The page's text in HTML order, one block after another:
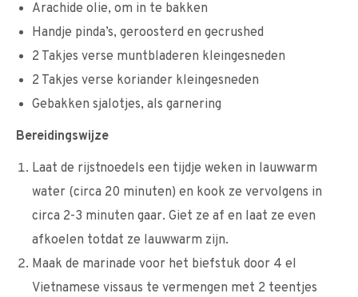
Arachide olie, om in te bakken
Handje pinda’s, geroosterd en gecrushed
2 Takjes verse muntbladeren kleingesneden
2 Takjes verse koriander kleingesneden
Gebakken sjalotjes, als garnering
Bereidingswijze
Laat de rijstnoedels een tijdje weken in lauwwarm
water (circa 20 minuten) en kook ze vervolgens in
circa 2-3 minuten gaar. Giet ze af en laat ze even
afkoelen totdat ze lauwwarm zijn.
Maak de marinade voor het biefstuk door 4 el
Vietnamese vissaus te vermengen met 2 teentjes